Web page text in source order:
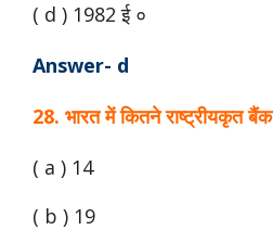
( d ) 1982 ई ०
Answer- d
28. भारत में कितने राष्ट्रीयकृत
( a ) 14
( b ) 19